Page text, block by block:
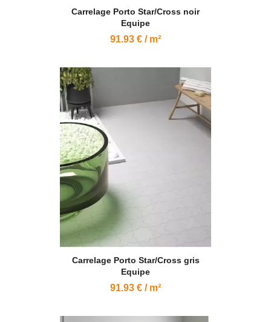
Carrelage Porto Star/Cross noir
Equipe
91.93 € / m²
Carrelage Porto Star/Cross gris
Equipe
91.93 € / m²